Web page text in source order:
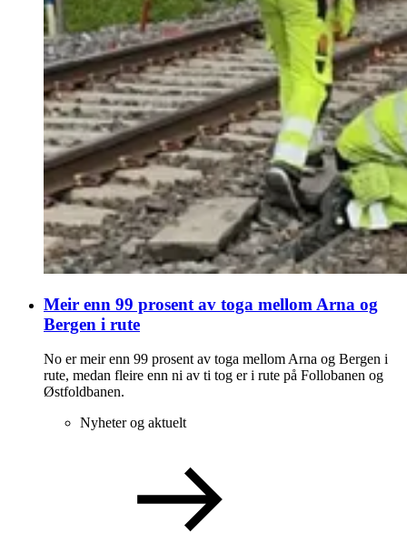
Meir enn 99 prosent av toga mellom Arna og
Bergen i rute
No er meir enn 99 prosent av toga mellom Arna og Bergen i
rute, medan fleire enn ni av ti tog er i rute på Follobanen og
Østfoldbanen.
Nyheter og aktuelt